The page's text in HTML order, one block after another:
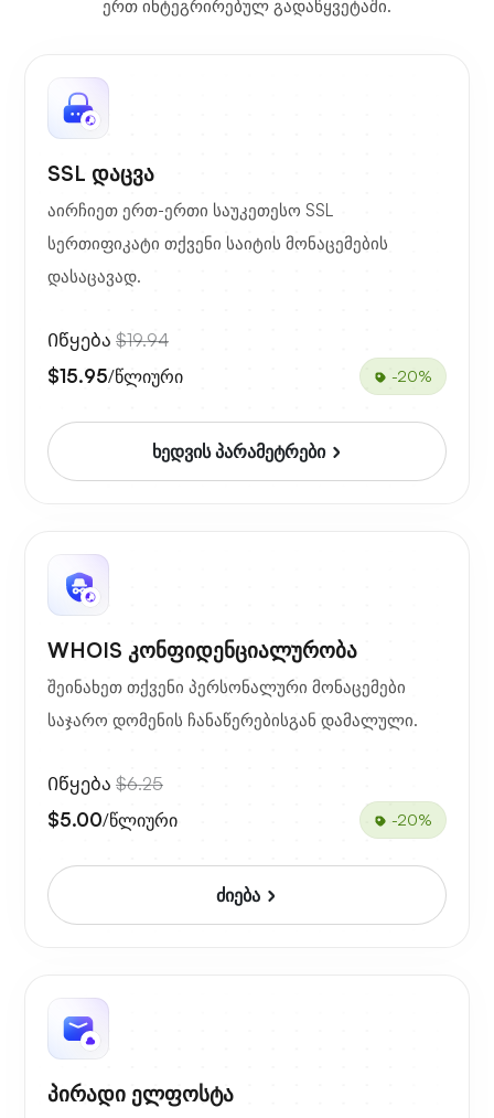
ერთ ინტეგრირებულ გადაწყვეტაში.
SSL დაცვა
აირჩიეთ ერთ-ერთი საუკეთესო SSL
სერთიფიკატი თქვენი საიტის მონაცემების
დასაცავად.
Იწყება $19.94
$15.95/წლიური -20%
ხედვის პარამეტრები
WHOIS კონფიდენციალურობა
შეინახეთ თქვენი პერსონალური მონაცემები
საჯარო დომენის ჩანაწერებისგან დამალული.
Იწყება $6.25
$5.00/წლიური -20%
ძიება
პირადი ელფოსტა